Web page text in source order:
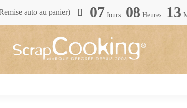
auto au panier) 07 Jours 08 Heures 13